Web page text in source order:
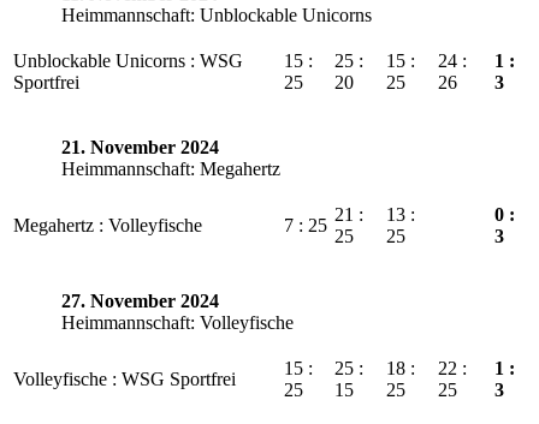
Heimmannschaft: Unblockable Unicorns
Unblockable Unicorns : WSG
Sportfrei
15 :
25
25 :
20
15 :
25
24 :
26
1 :
3
21. November 2024
Heimmannschaft: Megahertz
Megahertz : Volleyfische 7 : 25
21 :
25
13 :
25
0 :
3
27. November 2024
Heimmannschaft: Volleyfische
Volleyfische : WSG Sportfrei
15 :
25
25 :
15
18 :
25
22 :
25
1 :
3